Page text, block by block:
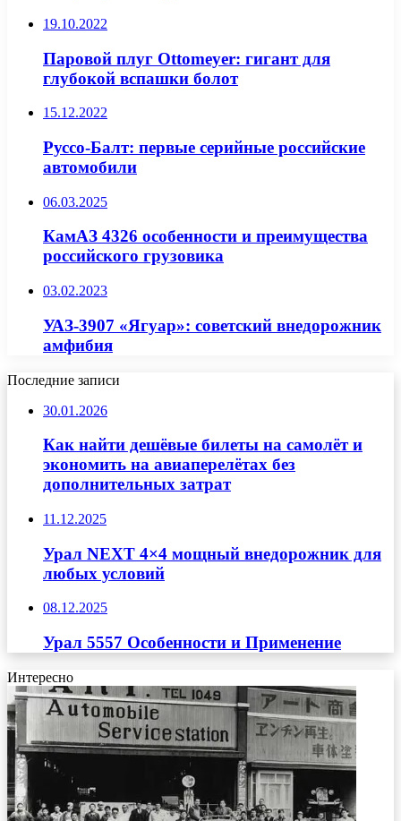
19.10.2022
Паровой плуг Ottomeyer: гигант для
глубокой вспашки болот
15.12.2022
Руссо-Балт: первые серийные российские
автомобили
06.03.2025
КамАЗ 4326 особенности и преимущества
российского грузовика
03.02.2023
УАЗ-3907 «Ягуар»: советский внедорожник
амфибия
Последние записи
30.01.2026
Как найти дешёвые билеты на самолёт и
экономить на авиаперелётах без
дополнительных затрат
11.12.2025
Урал NEXT 4×4 мощный внедорожник для
любых условий
08.12.2025
Урал 5557 Особенности и Применение
Интересно